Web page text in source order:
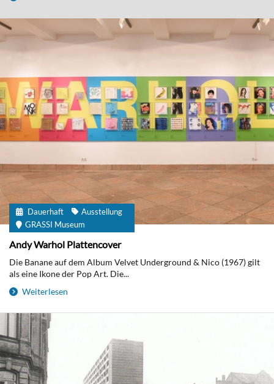
Dauerhaft
Ausstellung
GRASSI Museum
Andy Warhol Plattencover
Die Banane auf dem Album Velvet Underground & Nico (1967) gilt
als eine Ikone der Pop Art. Die...
Weiterlesen